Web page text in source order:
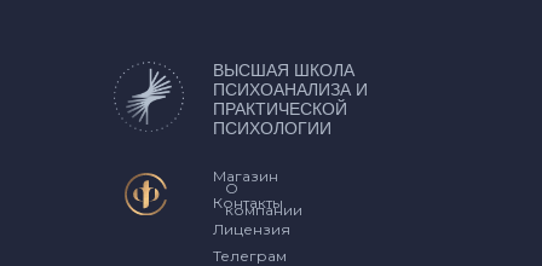
революционный подход к
терапии самых сложных
состояний, где техника
становится искусством, а
понимание — исцеление.
Получите удостоверение
Контакты
Лицензия
Телеграм
Магазин
О
компании
ВЫСШАЯ ШКОЛА
ПСИХОАНАЛИЗА И
ПРАКТИЧЕСКОЙ
ПСИХОЛОГИИ